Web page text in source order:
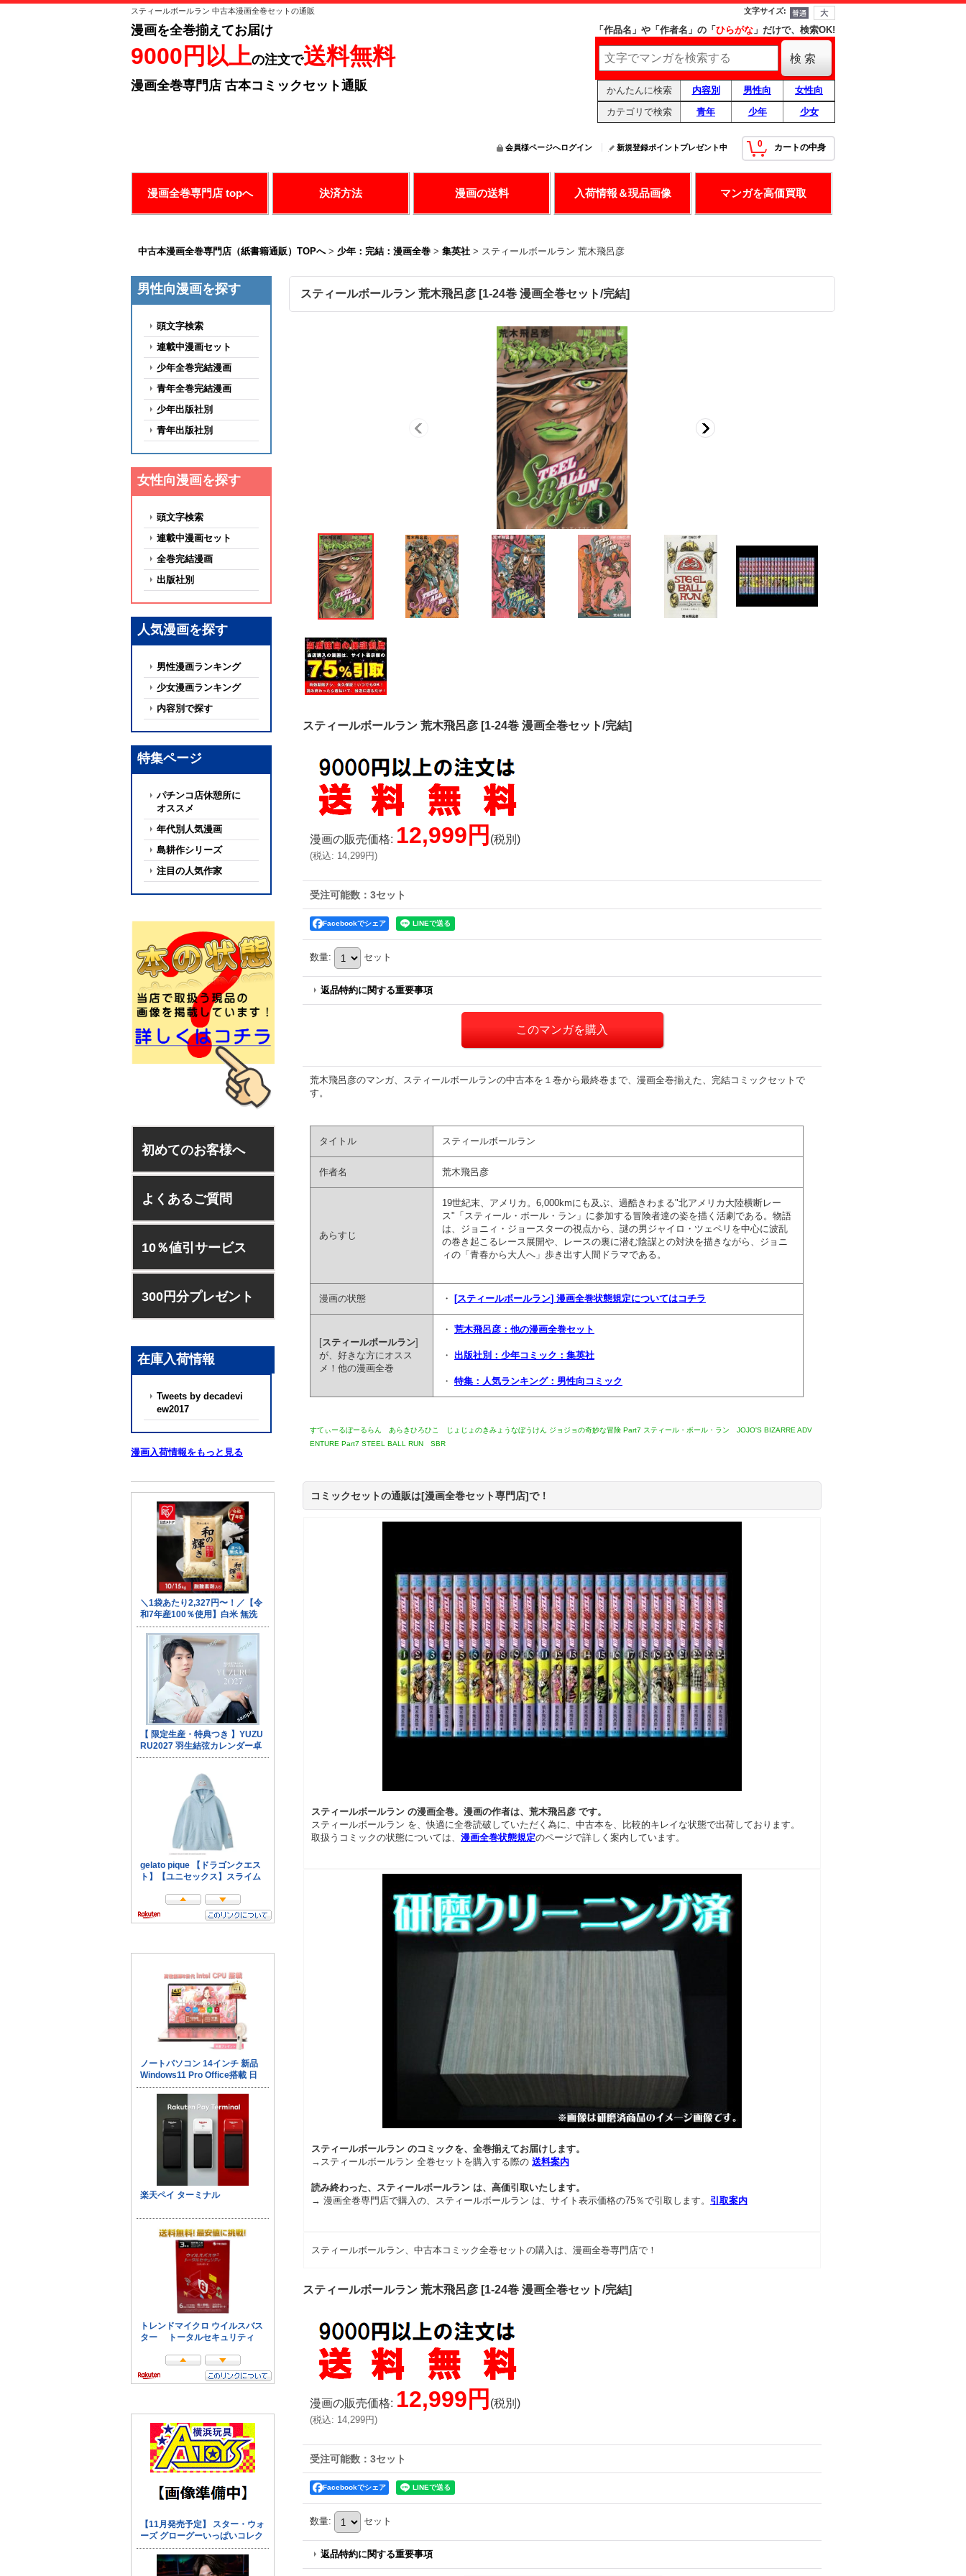
スティールボールラン 中古本漫画全巻セットの通販 文字サイズ:
漫画を全巻揃えてお届け
9000円以上の注文で送料無料
漫画全巻専門店 古本コミックセット通販
「作品名」や「作者名」の「 ひらがな 」だけで、検索OK!
かんたんに検索 内容別 男性向
女性向
カテゴリで検索
青年 少年 少女
0 カートの中身
会員様ページへログイン 新規登録ポイントプレゼント中
漫画全巻専門店 topへ 決済方法 漫画の送料 入荷情報＆現品画像 マンガを高価買取
中古本漫画全巻専門店（紙書籍通販）TOPへ > 少年：完結：漫画全巻 > 集英社 > スティールボールラン 荒木飛呂彦
男性向漫画を探す
頭文字検索
連載中漫画セット
少年全巻完結漫画
青年全巻完結漫画
少年出版社別
青年出版社別
女性向漫画を探す
頭文字検索
連載中漫画セット
全巻完結漫画
出版社別
人気漫画を探す
男性漫画ランキング
少女漫画ランキング
内容別で探す
特集ページ
パチンコ店休憩所に
オススメ
年代別人気漫画
島耕作シリーズ
注目の人気作家
初めてのお客様へ
よくあるご質問
10％値引サービス
300円分プレゼント
在庫入荷情報
Tweets by decadevi
ew2017
漫画入荷情報をもっと見る
スティールボールラン 荒木飛呂彦 [1-24巻 漫画全巻セット/完結]
スティールボールラン 荒木飛呂彦 [1-24巻 漫画全巻セット/完結]
漫画の販売価格: 12,999円 (税別)
(税込: 14,299円)
受注可能数：3セット
Facebookでシェア
数量: セット
返品特約に関する重要事項
荒木飛呂彦のマンガ、スティールボールランの中古本を１巻から最終巻まで、漫画全巻揃えた、完結コミックセットで
す。
タイトル スティールボールラン
作者名 荒木飛呂彦
あらすじ
19世紀末、アメリカ。6,000kmにも及ぶ、過酷きわまる"北アメリカ大陸横断レー
ス"「スティール・ボール・ラン」に参加する冒険者達の姿を描く活劇である。物語
は、ジョニィ・ジョースターの視点から、謎の男ジャイロ・ツェペリを中心に波乱
の巻き起こるレース展開や、レースの裏に潜む陰謀との対決を描きながら、ジョニ
ィの「青春から大人へ」歩き出す人間ドラマである。
漫画の状態 ・ [スティールボールラン] 漫画全巻状態規定についてはコチラ
[スティールボールラン]
が、好きな方にオスス
メ！他の漫画全巻
・ 荒木飛呂彦：他の漫画全巻セット
・ 出版社別：少年コミック：集英社
・ 特集：人気ランキング：男性向コミック
すてぃーるぼーるらん あらきひろひこ じょじょのきみょうなぼうけん ジョジョの奇妙な冒険 Part7 スティール・ボール・ラン JOJO'S BIZARRE ADV
ENTURE Part7 STEEL BALL RUN SBR
コミックセットの通販は[漫画全巻セット専門店]で！
スティールボールラン の漫画全巻。漫画の作者は、荒木飛呂彦 です。
スティールボールラン を、快適に全巻読破していただく為に、中古本を、比較的キレイな状態で出荷しております。
取扱うコミックの状態については、 漫画全巻状態規定のページで詳しく案内しています。
スティールボールラン のコミックを、全巻揃えてお届けします。
→スティールボールラン 全巻セットを購入する際の 送料案内
読み終わった、スティールボールラン は、高価引取いたします。
→ 漫画全巻専門店で購入の、スティールボールラン は、サイト表示価格の75％で引取します。 引取案内
スティールボールラン、中古本コミック全巻セットの購入は、漫画全巻専門店で！
スティールボールラン 荒木飛呂彦 [1-24巻 漫画全巻セット/完結]
漫画の販売価格: 12,999円 (税別)
(税込: 14,299円)
受注可能数：3セット
Facebookでシェア
数量: セット
返品特約に関する重要事項